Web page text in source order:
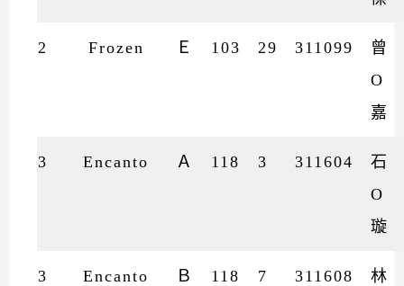
2 Frozen Ｅ 103 29 311099
曾
O
嘉
3 Encanto Ａ 118 3 311604
石
O
璇
3 Encanto Ｂ 118 7 311608
林